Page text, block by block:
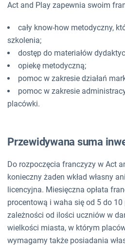
Act and Play zapewnia swoim
cały know-how metodyczny,
szkolenia;
dostęp do materiałów
opiekę metodyczną;
pomoc w zakresie działań
pomoc w zakresie
placówki.
Przewidywana suma
Do rozpoczęcia franczyzy w Act
konieczny żaden wkład własny
licencyjna. Miesięczna opłata
procentową i waha się od 5 do
zależności od ilości uczniów w
wielkości miasta, w którym
wymagamy także posiadania